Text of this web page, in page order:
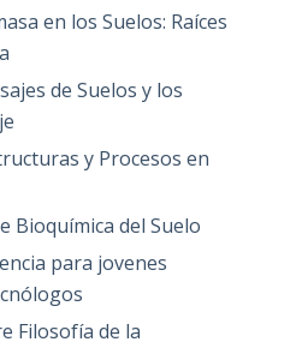
en los Suelos: Raíces
de Suelos y los
y Procesos en
Bioquímica del Suelo
para jovenes
Filosofía de la